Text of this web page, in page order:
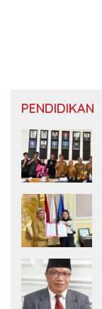
PENDIDIKAN